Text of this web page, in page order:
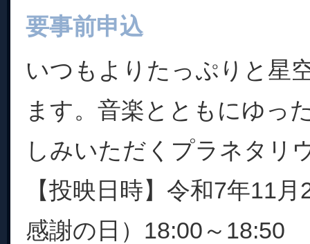
要事前申込
いつもよりたっぷりと星
ます。音楽とともにゆっ
しみいただくプラネタリ
【投映日時】令和7年11
感謝の日）18:00～18:50